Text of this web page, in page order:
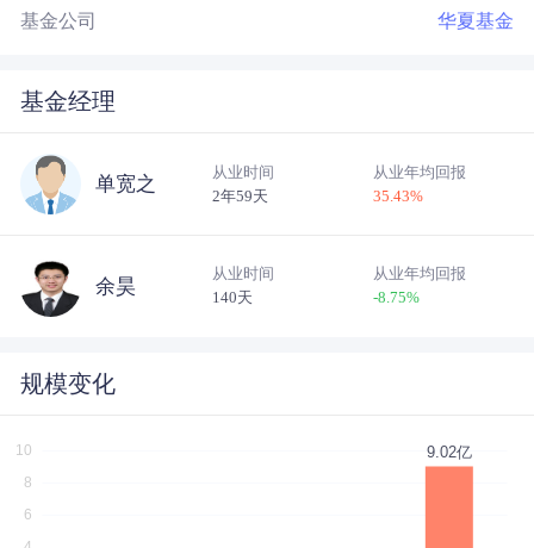
基金公司 华夏基金
基金经理
单宽之
从业时间
2年59天
从业年均回报
35.43%
余昊
从业时间
140天
从业年均回报
-8.75%
规模变化